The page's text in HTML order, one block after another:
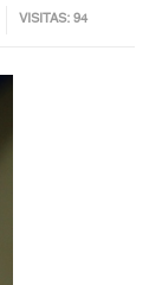
VISITAS: 94